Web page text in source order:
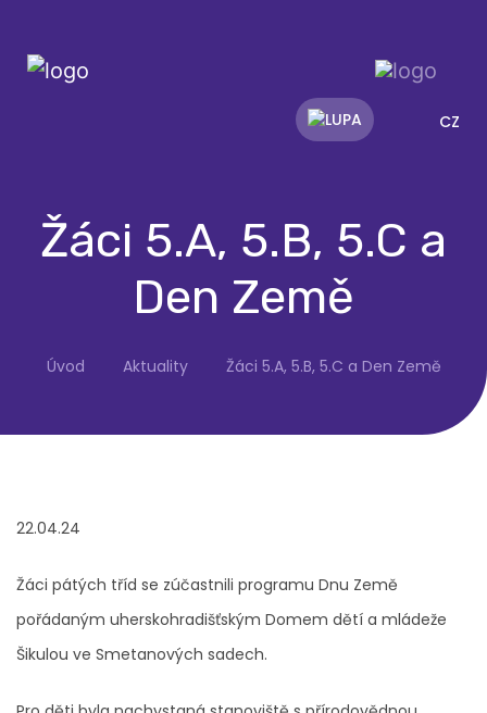
CZ
Žáci 5.A, 5.B, 5.C a
Den Země
Úvod Aktuality Žáci 5.A, 5.B, 5.C a Den Země
22.04.24
Žáci pátých tříd se zúčastnili programu Dnu Země
pořádaným uherskohradišťským Domem dětí a mládeže
Šikulou ve Smetanových sadech.